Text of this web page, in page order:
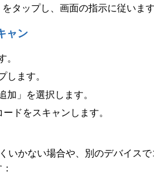
タップし、画面の指示に従います
ャン
。
します。
加」を選択します。
ドをスキャンします。
いかない場合や、別のデバイス